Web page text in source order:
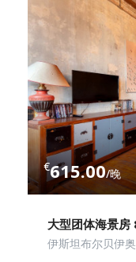
€615.00/晚
大型团体海景
伊斯坦布尔贝伊